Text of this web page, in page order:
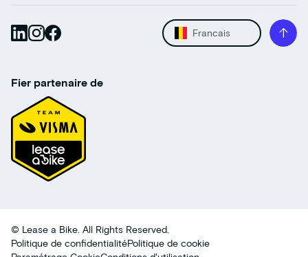
Francais
Fier partenaire de
© Lease a Bike. All Rights Reserved.
Politique de confidentialitéPolitique de cookie